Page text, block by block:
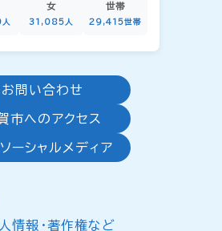
女
31,085人
世帯
29,415世帯
お問い合わせ
市へのアクセス
ーシャルメディア
情報・著作権など